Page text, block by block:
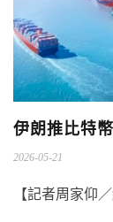
伊朗推比特
2026-05-21
【記者周家仰